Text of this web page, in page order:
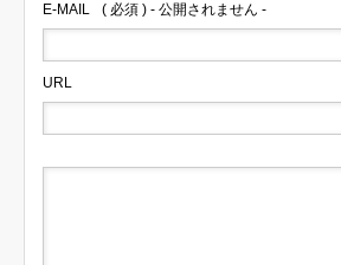
E-MAIL ( 必須 ) - 公開されません -
URL